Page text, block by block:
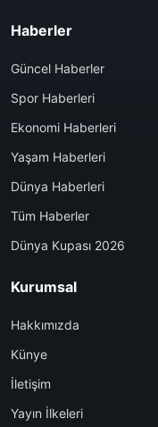
Haberler
Güncel Haberler
Spor Haberleri
Ekonomi Haberleri
Yaşam Haberleri
Dünya Haberleri
Tüm Haberler
Dünya Kupası 2026
Kurumsal
Hakkımızda
Künye
İletişim
Yayın İlkeleri